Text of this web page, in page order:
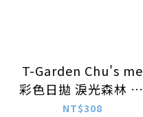
T-Garden Chu's me
彩色日拋 淚光森林 10
片裝/盒
NT$308